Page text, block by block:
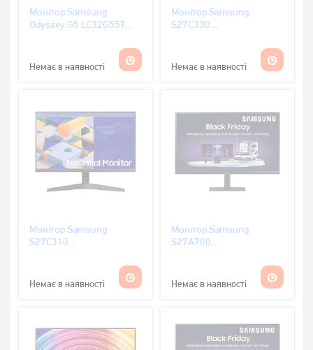
Монітор Samsung
Odyssey G5 LC32G55T
Немає в наявності
Монітор Samsung
S27С330
Немає в наявності
Монітор Samsung
S27С310
Немає в наявності
Монітор Samsung
S27A700
Немає в наявності